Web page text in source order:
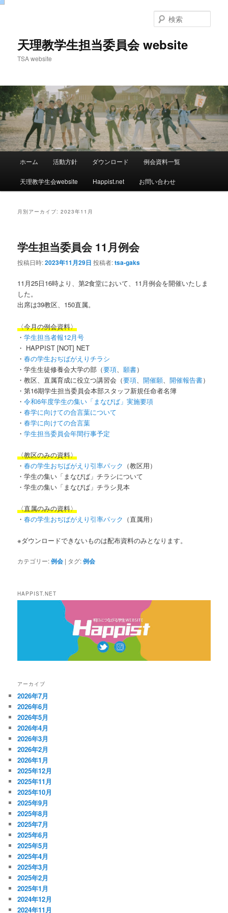
天理教学生担当委員会 website
TSA website
索
メ
メ
イ
ン
ン
へ
移
動
サ
ブ
テ
ツ
移
動
ホーム 活動方針 ダウンロード 例会資料一覧
天理教学生会website Happist.net お問い合わせ
月別アーカイブ:2023年11月
学生担当委員会 11月例会
投稿日時:2023年11月29日 投稿者:tsa-gaks
11月25日16時より、第2食堂において、11月例会を開催いたしま
した。
出席は39教区、150直属。
〈今月の例会資料〉
・学生担当者報12月号
・ HAPPIST [NOT] NET
・春の学生おぢばがえりチラシ
・学生生徒修養会大学の部（要項 願書）
・教区、直属育成に役立つ講習会（要項 、開催願 、開催報告書）
・第16期学生担当委員会本部スタッフ新規任命者名簿
・令和6年度学生の集い「まなびば」実施要項
・春学に向けての合言葉について
・春学に向けての合言葉
・学生担当委員会年間行事予定
〈教区のみの資料〉
・春の学生おぢばがえり引率パック （教区用）
・学生の集い「まなびば」チラシについて
・学生の集い「まなびば」チラシ見本
〈直属のみの資料〉
・春の学生おぢばがえり引率パック （直属用）
※ダウンロードできないものは配布資料のみとなります。
カテゴリー:例会 | タグ:例会
HAPPIST.NET
アーカイブ
2026年7月
2026年6月
2026年5月
2026年4月
2026年3月
2026年2月
2026年1月
2025年12月
2025年11月
2025年10月
2025年9月
2025年8月
2025年7月
2025年6月
2025年5月
2025年4月
2025年3月
2025年2月
2025年1月
2024年12月
2024年11月